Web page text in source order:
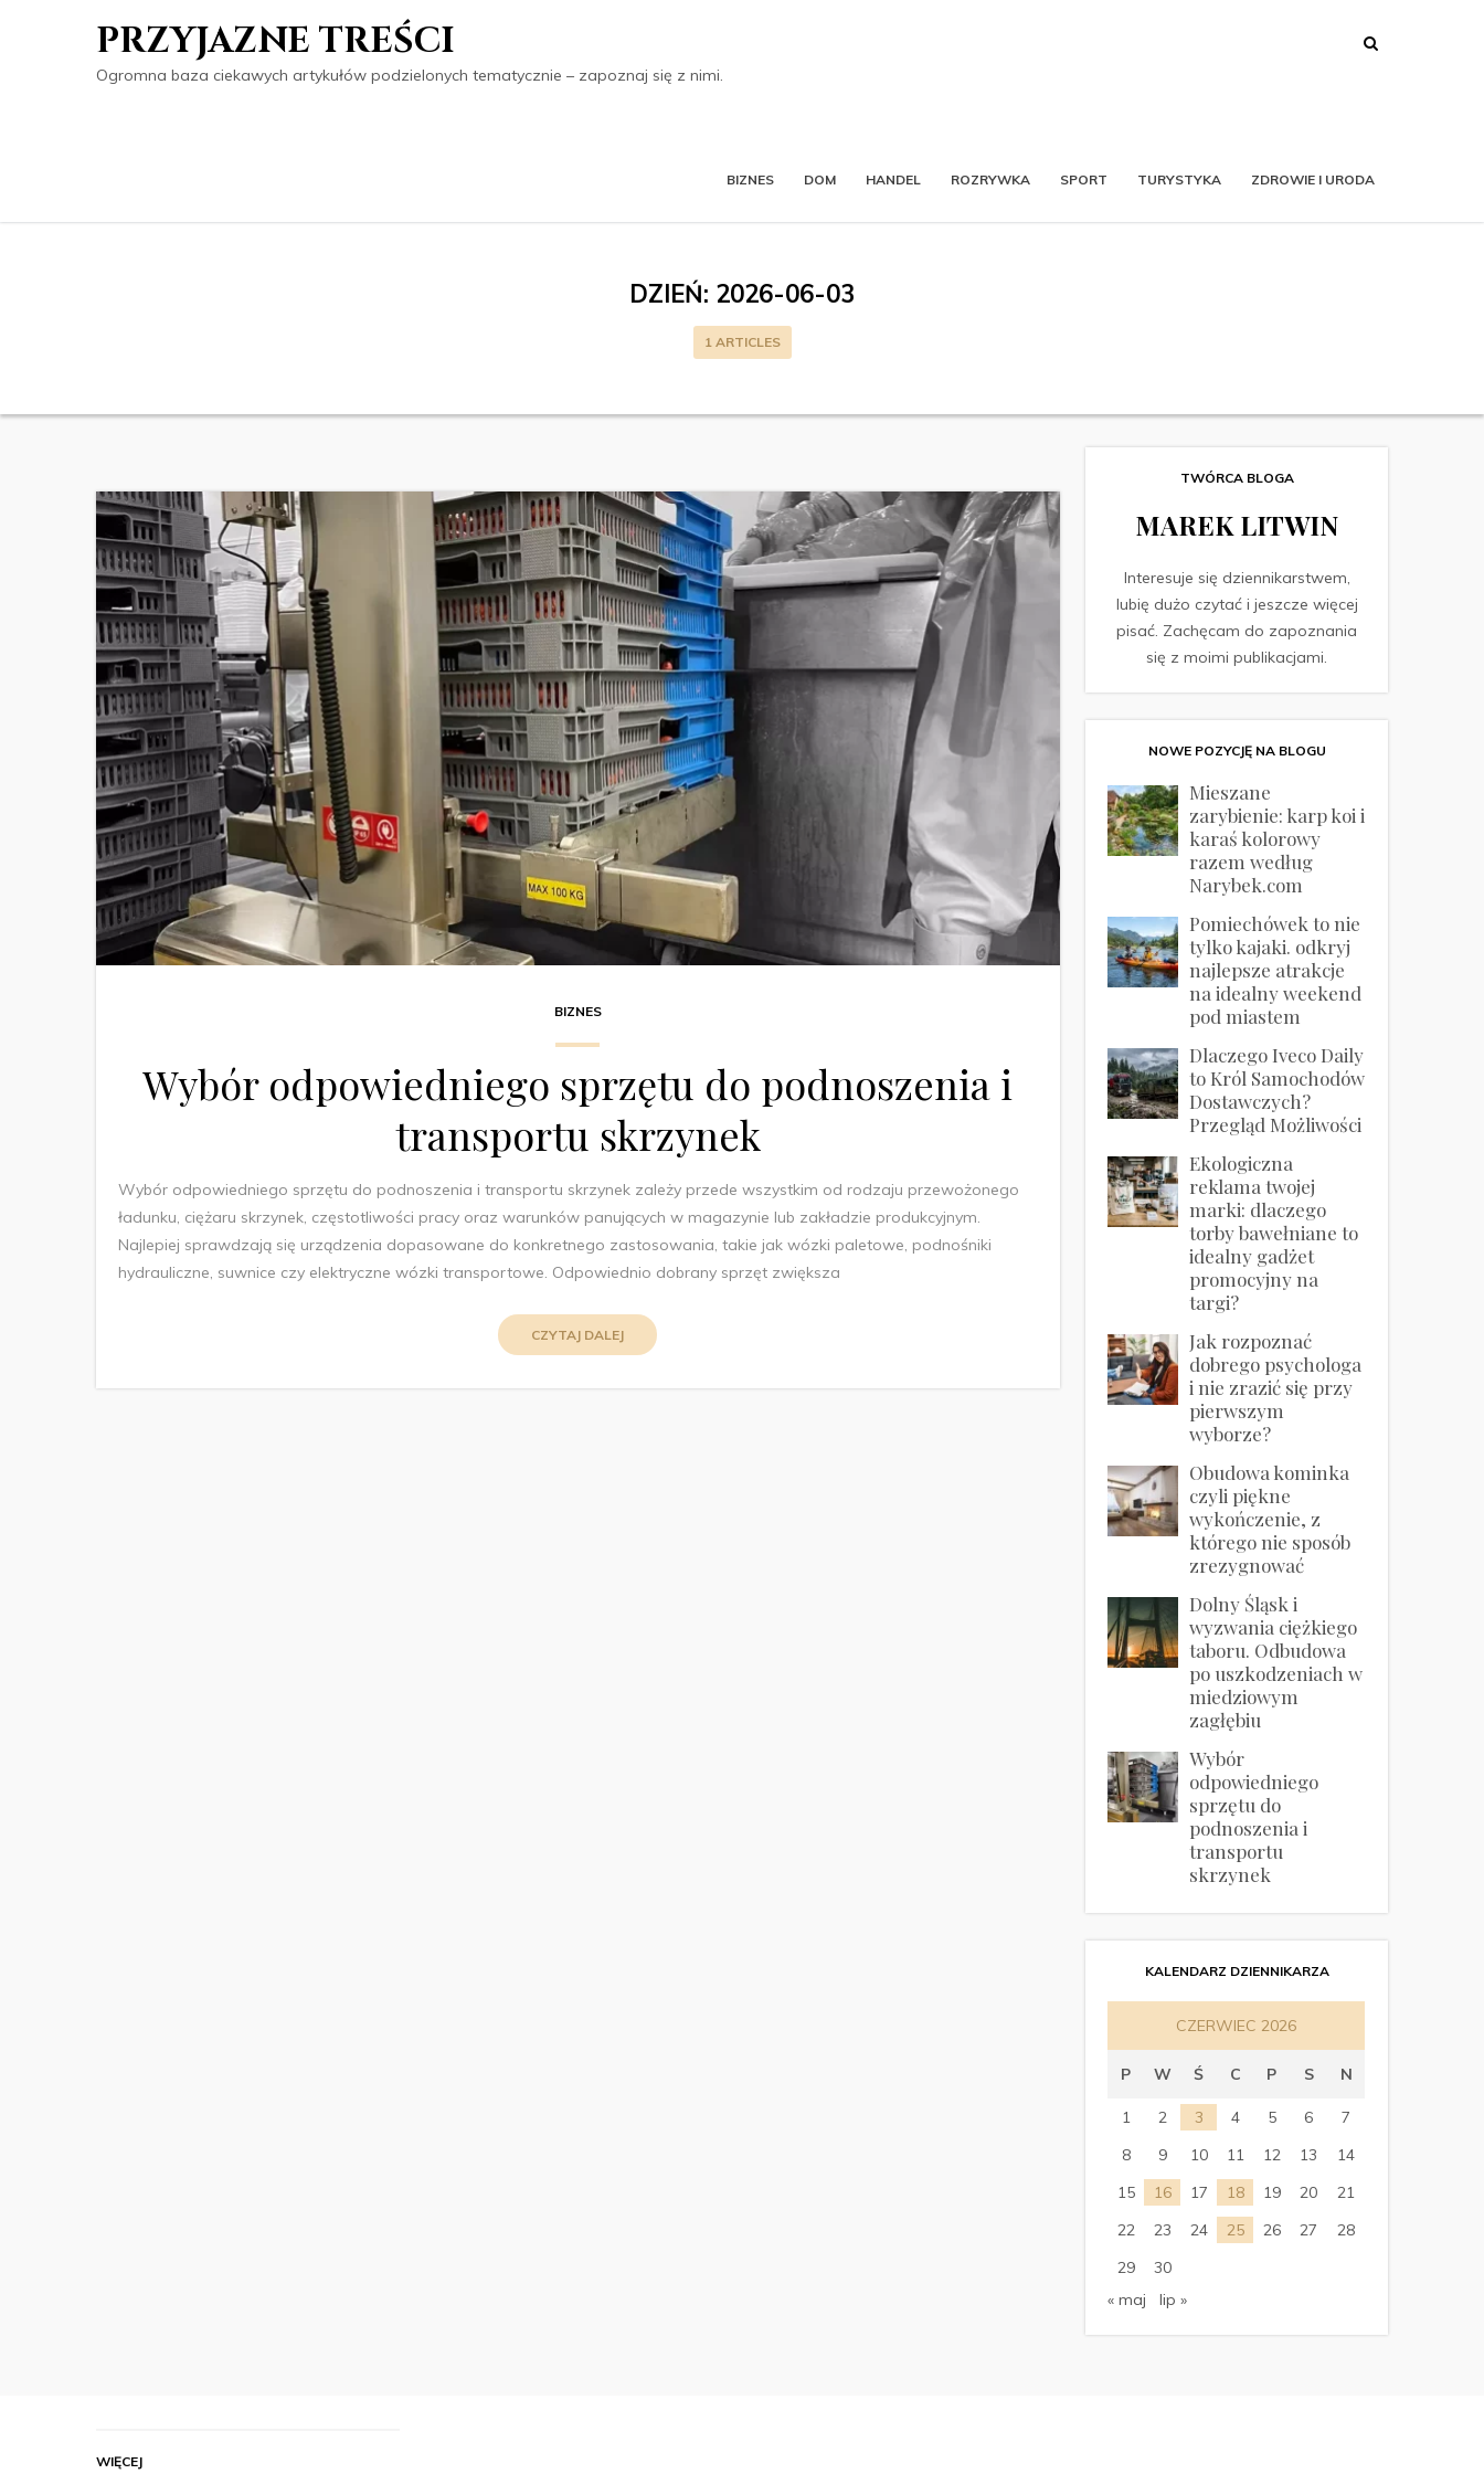
PRZYJAZNE TREŚCI
Ogromna baza ciekawych artykułów podzielonych tematycznie – zapoznaj się z nimi.
BIZNES DOM HANDEL ROZRYWKA SPORT TURYSTYKA ZDROWIE I URODA
DZIEŃ: 2026-06-03
1 ARTICLES
BIZNES
Wybór odpowiedniego sprzętu do podnoszenia i
transportu skrzynek
Wybór odpowiedniego sprzętu do podnoszenia i transportu skrzynek zależy przede wszystkim od rodzaju przewożonego
ładunku, ciężaru skrzynek, częstotliwości pracy oraz warunków panujących w magazynie lub zakładzie produkcyjnym.
Najlepiej sprawdzają się urządzenia dopasowane do konkretnego zastosowania, takie jak wózki paletowe, podnośniki
hydrauliczne, suwnice czy elektryczne wózki transportowe. Odpowiednio dobrany sprzęt zwiększa
CZYTAJ DALEJ
TWÓRCA BLOGA
MAREK LITWIN
Interesuje się dziennikarstwem,
lubię dużo czytać i jeszcze więcej
pisać. Zachęcam do zapoznania
się z moimi publikacjami.
NOWE POZYCJĘ NA BLOGU
Mieszane
zarybienie: karp koi i
karaś kolorowy
razem według
Narybek.com
Pomiechówek to nie
tylko kajaki. odkryj
najlepsze atrakcje
na idealny weekend
pod miastem
Dlaczego Iveco Daily
to Król Samochodów
Dostawczych?
Przegląd Możliwości
Ekologiczna
reklama twojej
marki: dlaczego
torby bawełniane to
idealny gadżet
promocyjny na
targi?
Jak rozpoznać
dobrego psychologa
i nie zrazić się przy
pierwszym
wyborze?
Obudowa kominka
czyli piękne
wykończenie, z
którego nie sposób
zrezygnować
Dolny Śląsk i
wyzwania ciężkiego
taboru. Odbudowa
po uszkodzeniach w
miedziowym
zagłębiu
Wybór
odpowiedniego
sprzętu do
podnoszenia i
transportu
skrzynek
KALENDARZ DZIENNIKARZA
CZERWIEC 2026
P W Ś C P S N
1 2 3 4 5 6
7
8
9 10 11 12 13
14
15
16 17 18 19 20
21
22
23 24 25 26 27
28
29
30
« maj
lip »
WIĘCEJ